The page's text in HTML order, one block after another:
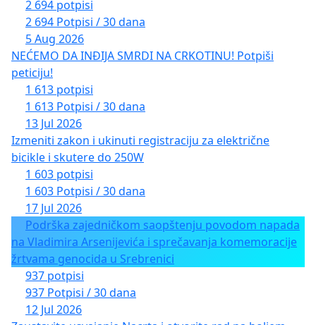
2 694 potpisi
2 694 Potpisi / 30 dana
5 Aug 2026
NEĆEMO DA INĐIJA SMRDI NA CRKOTINU! Potpiši
peticiju!
1 613 potpisi
1 613 Potpisi / 30 dana
13 Jul 2026
Izmeniti zakon i ukinuti registraciju za električne
bicikle i skutere do 250W
1 603 potpisi
1 603 Potpisi / 30 dana
17 Jul 2026
Podrška zajedničkom saopštenju povodom napada
na Vladimira Arsenijevića i sprečavanja komemoracije
žrtvama genocida u Srebrenici
937 potpisi
937 Potpisi / 30 dana
12 Jul 2026